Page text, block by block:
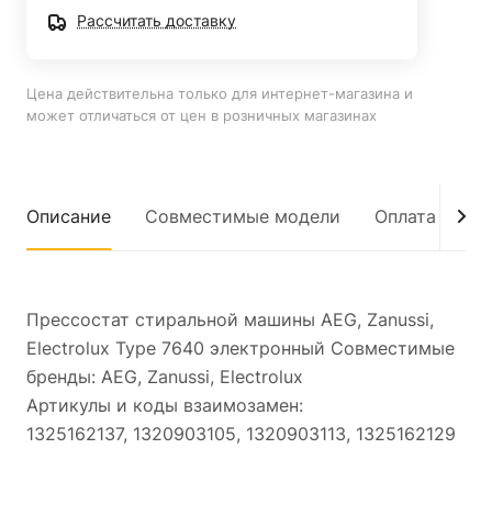
Рассчитать доставку
Цена действительна только для интернет-магазина и
может отличаться от цен в розничных магазинах
Описание Совместимые модели Оплата
Прессостат стиральной машины AEG, Zanussi,
Electrolux Type 7640 электронный Совместимые
бренды: AEG, Zanussi, Electrolux
Артикулы и коды взаимозамен:
1325162137, 1320903105, 1320903113, 1325162129